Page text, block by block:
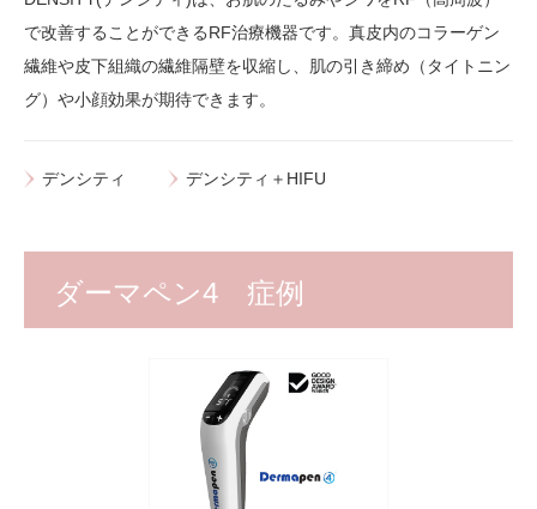
で改善することができるRF治療機器です。真皮内のコラーゲン
繊維や皮下組織の繊維隔壁を収縮し、肌の引き締め（タイトニン
グ）や小顔効果が期待できます。
デンシティ デンシティ＋HIFU
ダーマペン4 症例